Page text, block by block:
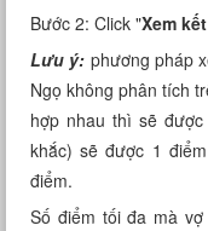
Bước 2: Click "Xem
Lưu ý: phương pháp
Ngọ không phân tích
hợp nhau thì sẽ
khắc) sẽ được 1
điểm.
Số điểm tối đa mà